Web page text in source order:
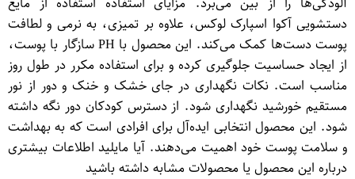
دستشویی آکوا اسپارک لوکس، علاوه بر تمیزی، به نرمی و لطافت
پوست دست‌ها کمک می‌کند. این محصول با PH سازگار با پوست،
از ایجاد حساسیت جلوگیری کرده و برای استفاده مکرر در طول روز
مناسب است. نکات نگهداری در جای خشک و خنک و دور از نور
مستقیم خورشید نگهداری شود. از دسترس کودکان دور نگه داشته
شود. این محصول انتخابی ایده‌آل برای افرادی است که به بهداشت
و سلامت پوست خود اهمیت می‌دهند. آیا مایلید اطلاعات بیشتری
درباره این محصول یا محصولات مشابه داشته باشید